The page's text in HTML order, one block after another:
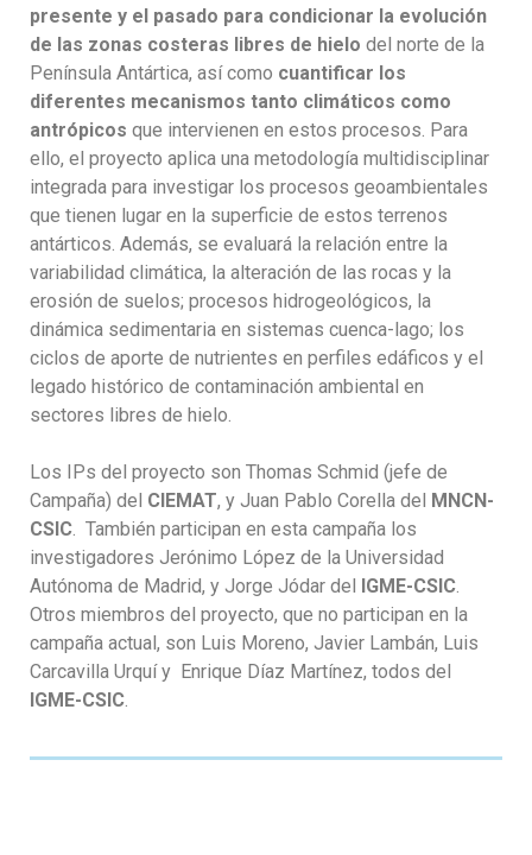
presente y el pasado para condicionar la evolución
de las zonas costeras libres de hielo del norte de la
Península Antártica, así como cuantificar los
diferentes mecanismos tanto climáticos como
antrópicos que intervienen en estos procesos. Para
ello, el proyecto aplica una metodología multidisciplinar
integrada para investigar los procesos geoambientales
que tienen lugar en la superficie de estos terrenos
antárticos. Además, se evaluará la relación entre la
variabilidad climática, la alteración de las rocas y la
erosión de suelos; procesos hidrogeológicos, la
dinámica sedimentaria en sistemas cuenca-lago; los
ciclos de aporte de nutrientes en perfiles edáficos y el
legado histórico de contaminación ambiental en
sectores libres de hielo.
Los IPs del proyecto son Thomas Schmid (jefe de
Campaña) del CIEMAT, y Juan Pablo Corella del MNCN-
CSIC. También participan en esta campaña los
investigadores Jerónimo López de la Universidad
Autónoma de Madrid, y Jorge Jódar del IGME-CSIC.
Otros miembros del proyecto, que no participan en la
campaña actual, son Luis Moreno, Javier Lambán, Luis
Carcavilla Urquí y Enrique Díaz Martínez, todos del
IGME-CSIC.